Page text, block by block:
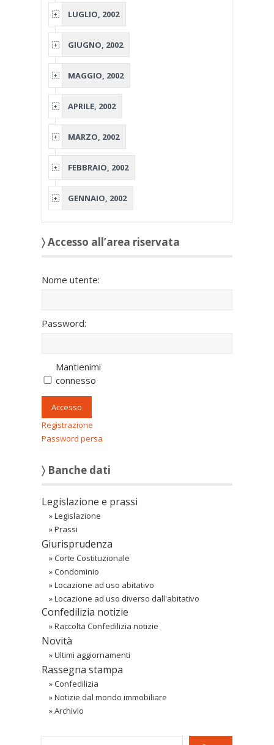
LUGLIO, 2002
GIUGNO, 2002
MAGGIO, 2002
APRILE, 2002
MARZO, 2002
FEBBRAIO, 2002
GENNAIO, 2002
〉 Accesso all’area riservata
Nome utente:
Password:
Mantienimi
connesso
Accesso
Registrazione
Password persa
〉 Banche dati
Legislazione e prassi
»Legislazione
»Prassi
Giurisprudenza
»Corte Costituzionale
»Condominio
»Locazione ad uso abitativo
»Locazione ad uso diverso dall'abitativo
Confedilizia notizie
»Raccolta Confedilizia notizie
Novità
»Ultimi aggiornamenti
Rassegna stampa
»Confedilizia
»Notizie dal mondo immobiliare
»Archivio